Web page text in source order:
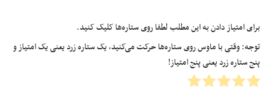
برای امتیاز دادن به این مطلب لطفا روی ستاره‌ها کلیک کنید.
توجه: وقتی با ماوس روی ستاره‌ها حرکت می‌کنید، یک ستاره زرد یعنی یک امتیاز و
پنج ستاره زرد یعنی پنج امتیاز!